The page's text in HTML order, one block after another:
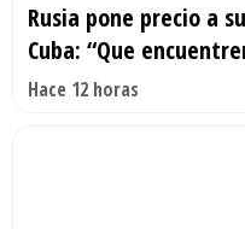
Rusia pone precio a
Cuba: “Que
Hace 12 horas